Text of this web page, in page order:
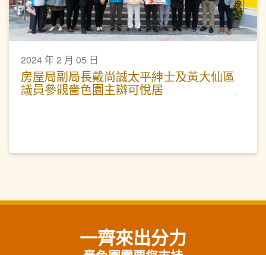
2024 年 2 月 05 日
房屋局副局長戴尚誠太平紳士及黃大仙區
議員參觀嗇色園主辬可悅居
一齊來出分力